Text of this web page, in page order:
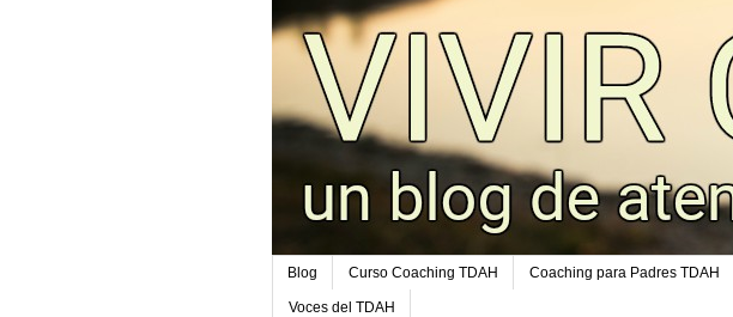
Blog Curso Coaching TDAH Coaching para Padres TDAH
Voces del TDAH